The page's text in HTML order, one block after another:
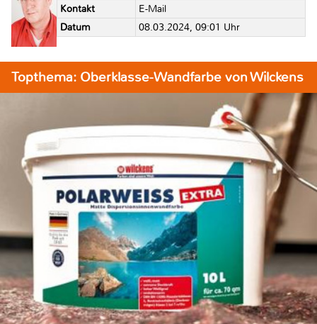
Kontakt
E-Mail
Datum
08.03.2024, 09:01 Uhr
Topthema: Oberklasse-Wandfarbe von Wilckens